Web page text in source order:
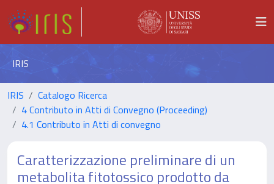
IRIS
IRIS
Catalogo Ricerca
4 Contributo in Atti di Convegno (Proceeding)
4.1 Contributo in Atti di convegno
Caratterizzazione preliminare di un
metabolita fitotossico prodotto da